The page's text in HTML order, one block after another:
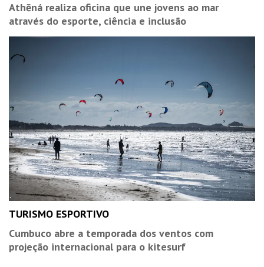
Athēná realiza oficina que une jovens ao mar
através do esporte, ciência e inclusão
TURISMO ESPORTIVO
Cumbuco abre a temporada dos ventos com
projeção internacional para o kitesurf